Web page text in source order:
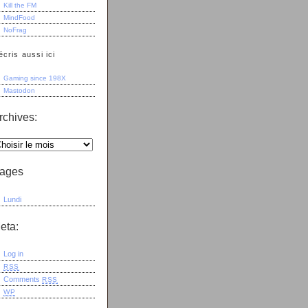
Kill the FM
MindFood
NoFrag
aussi ici
Gaming since 198X
Mastodon
Lundi
Log in
RSS
Comments RSS
WP